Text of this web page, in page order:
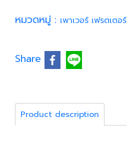
หมวดหมู่ : เพาเวอร์ เฟรตเตอร์
Share
Product description